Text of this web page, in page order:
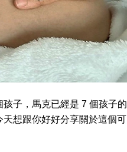
孩子，馬克已經是 7 個孩子的
天想跟你好好分享關於這個可